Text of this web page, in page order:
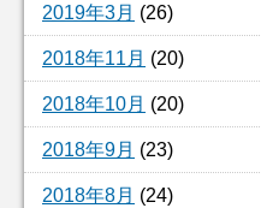
2019年3月 (26)
2018年11月 (20)
2018年10月 (20)
2018年9月 (23)
2018年8月 (24)